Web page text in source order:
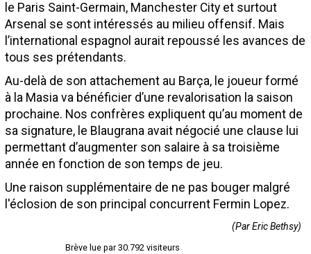
le Paris Saint-Germain, Manchester City et surtout
Arsenal se sont intéressés au milieu offensif. Mais
l’international espagnol aurait repoussé les avances de
tous ses prétendants.
Au-delà de son attachement au Barça, le joueur formé
à la Masia va bénéficier d’une revalorisation la saison
prochaine. Nos confrères expliquent qu’au moment de
sa signature, le Blaugrana avait négocié une clause lui
permettant d’augmenter son salaire à sa troisième
année en fonction de son temps de jeu.
Une raison supplémentaire de ne pas bouger malgré
l'éclosion de son principal concurrent Fermin Lopez.
(Par Eric Bethsy)
Brève lue par 30.792 visiteurs
Programme TV foot
Vidéos
Tableau transferts L1
Taille de la police
Paramètrages / Options
Contact / Signaler un bug
Recrutement Maxifoot
site web Maxifoot.fr